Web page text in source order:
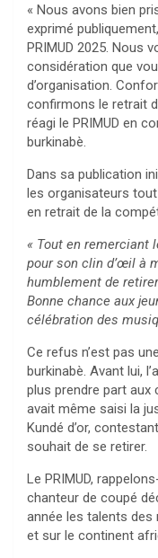
« Nous avons bien
exprimé
PRIMUD 2025. Nous
considération que
d’organisation.
confirmons le retrait
réagi le PRIMUD en
burkinabè.
Dans sa publication
les organisateurs
en retrait de la
« Tout en remerciant
pour son clin d’œil à
humblement de
Bonne chance aux
célébration des
Ce refus n’est pas
burkinabè. Avant lui,
plus prendre part
avait même saisi la
Kundé d’or,
souhait de se retirer.
Le PRIMUD,
chanteur de coupé
année les talents des
et sur le continent